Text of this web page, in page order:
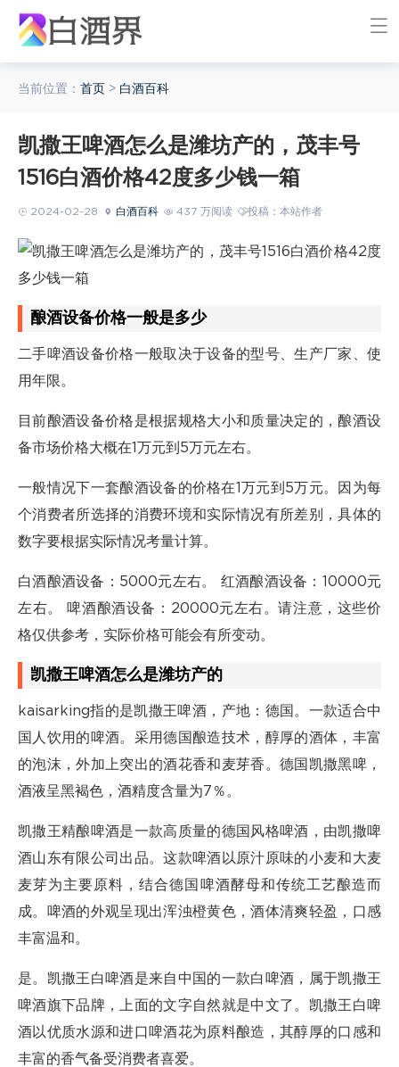
当前位置： 首页 > 白酒百科
凯撒王啤酒怎么是潍坊产的，茂丰号
1516白酒价格42度多少钱一箱
2024-02-28 白酒百科 437 万阅读 投稿：本站作者
酿酒设备价格一般是多少
二手啤酒设备价格一般取决于设备的型号、生产厂家、使
用年限。
目前酿酒设备价格是根据规格大小和质量决定的，酿酒设
备市场价格大概在1万元到5万元左右。
一般情况下一套酿酒设备的价格在1万元到5万元。因为每
个消费者所选择的消费环境和实际情况有所差别，具体的
数字要根据实际情况考量计算。
白酒酿酒设备：5000元左右。 红酒酿酒设备：10000元
左右。 啤酒酿酒设备：20000元左右。请注意，这些价
格仅供参考，实际价格可能会有所变动。
凯撒王啤酒怎么是潍坊产的
kaisarking指的是凯撒王啤酒，产地：德国。一款适合中
国人饮用的啤酒。采用德国酿造技术，醇厚的酒体，丰富
的泡沫，外加上突出的酒花香和麦芽香。德国凯撒黑啤，
酒液呈黑褐色，酒精度含量为7％。
凯撒王精酿啤酒是一款高质量的德国风格啤酒，由凯撒啤
酒山东有限公司出品。这款啤酒以原汁原味的小麦和大麦
麦芽为主要原料，结合德国啤酒酵母和传统工艺酿造而
成。啤酒的外观呈现出浑浊橙黄色，酒体清爽轻盈，口感
丰富温和。
是。凯撒王白啤酒是来自中国的一款白啤酒，属于凯撒王
啤酒旗下品牌，上面的文字自然就是中文了。凯撒王白啤
酒以优质水源和进口啤酒花为原料酿造，其醇厚的口感和
丰富的香气备受消费者喜爱。